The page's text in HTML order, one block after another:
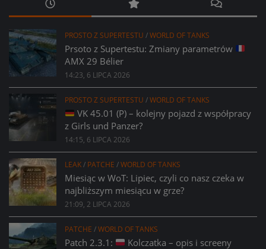
PROSTO Z SUPERTESTU /WORLD OF TANKS
Prsoto z Supertestu: Zmiany parametrów
AMX 29 Bélier
14:23, 6 LIPCA 2026
PROSTO Z SUPERTESTU /WORLD OF TANKS
VK 45.01 (P) – kolejny pojazd z współpracy
z Girls und Panzer?
14:15, 6 LIPCA 2026
LEAK/ PATCHE /WORLD OF TANKS
Miesiąc w WoT: Lipiec, czyli co nasz czeka w
najbliższym miesiącu w grze?
21:09, 2 LIPCA 2026
PATCHE /WORLD OF TANKS
Patch 2.3.1: Kolczatka – opis i screeny